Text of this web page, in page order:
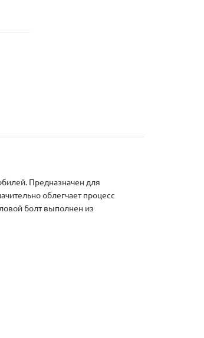
Предназначен для
облегчает процесс
болт выполнен из